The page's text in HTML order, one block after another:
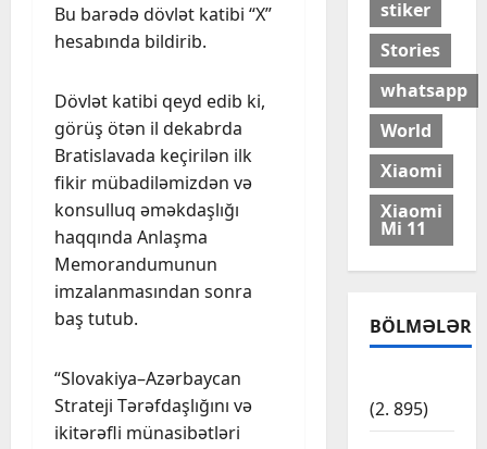
Bu barədə dövlət katibi “X”
hesabında bildirib.
Dövlət katibi qeyd edib ki,
görüş ötən il dekabrda
Bratislavada keçirilən ilk
fikir mübadiləmizdən və
konsulluq əməkdaşlığı
haqqında Anlaşma
Memorandumunun
imzalanmasından sonra
baş tutub.
“Slovakiya–Azərbaycan
Strateji Tərəfdaşlığını və
ikitərəfli münasibətləri
stiker
Stories
whatsapp
World
Xiaomi
Xiaomi
Mi 11
BÖLMƏLƏR
(2. 895)